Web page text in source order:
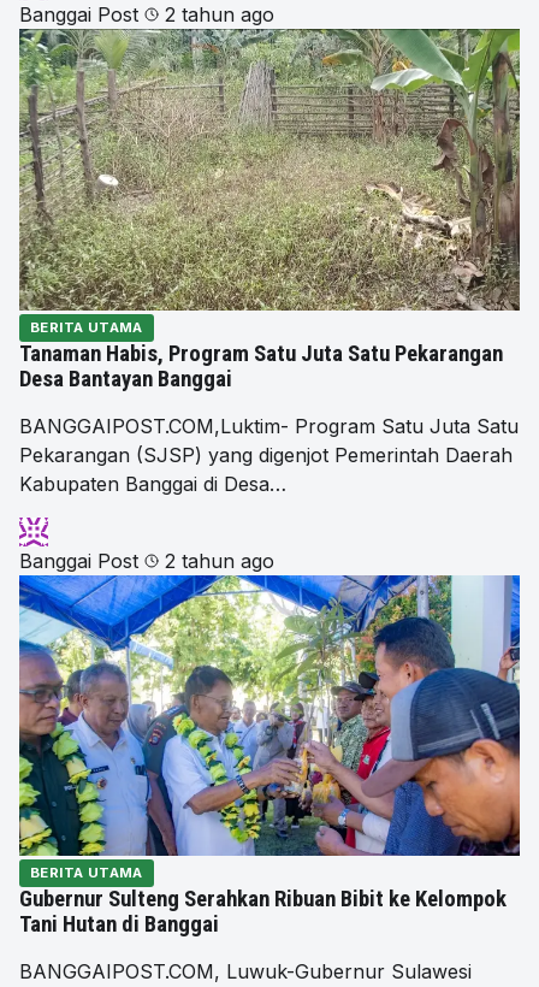
Banggai Post 2 tahun ago
BERITA UTAMA
Tanaman Habis, Program Satu Juta Satu Pekarangan
Desa Bantayan Banggai
BANGGAIPOST.COM,Luktim- Program Satu Juta Satu
Pekarangan (SJSP) yang digenjot Pemerintah Daerah
Kabupaten Banggai di Desa…
Banggai Post 2 tahun ago
BERITA UTAMA
Gubernur Sulteng Serahkan Ribuan Bibit ke Kelompok
Tani Hutan di Banggai
BANGGAIPOST.COM, Luwuk-Gubernur Sulawesi